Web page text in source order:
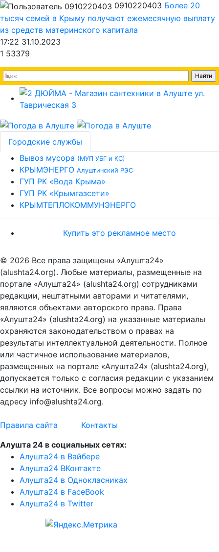
0910220403 Более 20
тысяч семей в Крыму получают ежемесячную выплату
из средств материнского капитала
17:22 31.10.2023
1 53379
Городские службы
Вывоз мусора (МУП УБГ и КС)
КРЫМЭНЕРГО Алуштинский РЭС
ГУП РК «Вода Крыма»
ГУП РК «Крымгазсети»
КРЫМТЕПЛОКОММУНЭНЕРГО
Купить это рекламное место
© 2026 Все права защищены «Алушта24»
(alushta24.org). Любые материалы, размещенные на
портале «Алушта24» (alushta24.org) сотрудниками
редакции, нештатными авторами и читателями,
являются объектами авторского права. Права
«Алушта24» (alushta24.org) на указанные материалы
охраняются законодательством о правах на
результаты интеллектуальной деятельности. Полное
или частичное использование материалов,
размещенных на портале «Алушта24» (alushta24.org),
допускается только с согласия редакции с указанием
ссылки на источник. Все вопросы можно задать по
адресу info@alushta24.org.
Правила сайта
Контакты
Алушта 24 в социальных сетях:
Алушта24 в Вайбере
Алушта24 ВКонтакте
Алушта24 в Однокласниках
Алушта24 в FaceBook
Алушта24 в Twitter